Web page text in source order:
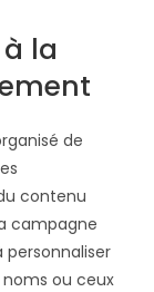
la
de
contenu
campagne
personnaliser
ou ceux